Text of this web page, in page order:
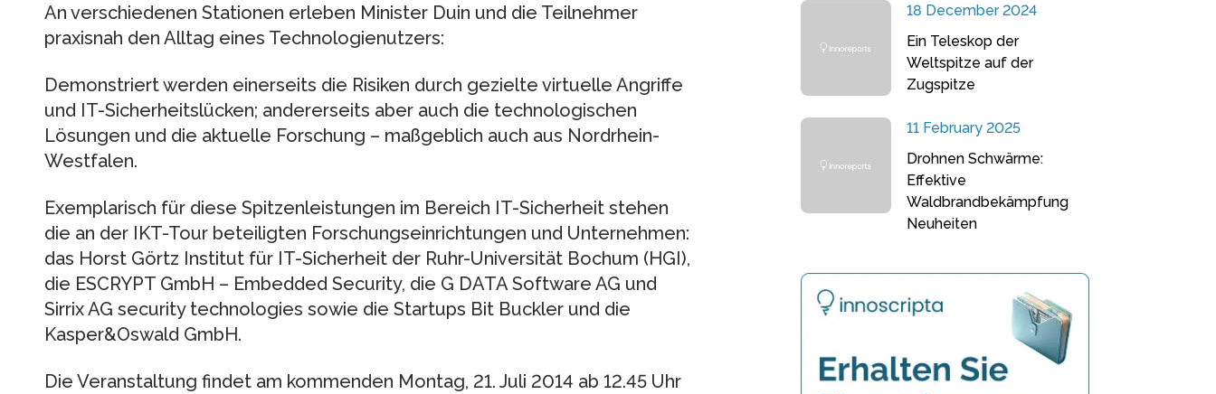
An verschiedenen Stationen erleben Minister Duin und die Teilnehmer
praxisnah den Alltag eines Technologienutzers:
Demonstriert werden einerseits die Risiken durch gezielte virtuelle Angriffe
und IT-Sicherheitslücken; andererseits aber auch die technologischen
Lösungen und die aktuelle Forschung – maßgeblich auch aus Nordrhein-
Westfalen.
Exemplarisch für diese Spitzenleistungen im Bereich IT-Sicherheit stehen
die an der IKT-Tour beteiligten Forschungseinrichtungen und Unternehmen:
das Horst Görtz Institut für IT-Sicherheit der Ruhr-Universität Bochum (HGI),
die ESCRYPT GmbH – Embedded Security, die G DATA Software AG und
Sirrix AG security technologies sowie die Startups Bit Buckler und die
Kasper&Oswald GmbH.
Die Veranstaltung findet am kommenden Montag, 21. Juli 2014 ab 12.45 Uhr
18 December 2024
Ein Teleskop der
Weltspitze auf der
Zugspitze
11 February 2025
Drohnen Schwärme:
Effektive
Waldbrandbekämpfung
Neuheiten